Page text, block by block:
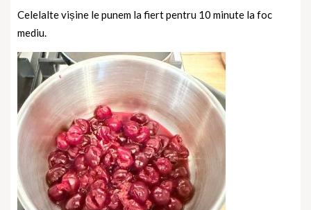
Celelalte vișine le punem la fiert pentru 10 minute la foc
mediu.